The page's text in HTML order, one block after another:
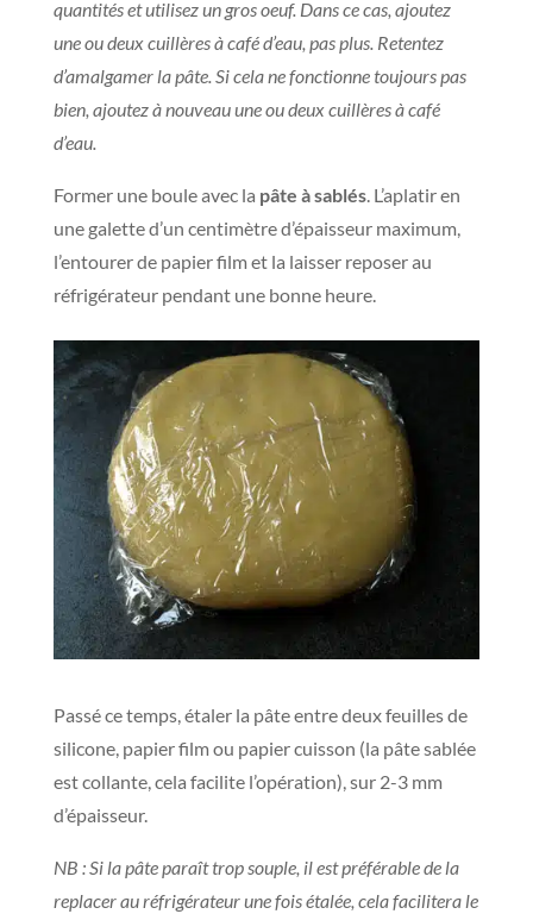
quantités et utilisez un gros oeuf. Dans ce cas, ajoutez
une ou deux cuillères à café d’eau, pas plus. Retentez
d’amalgamer la pâte. Si cela ne fonctionne toujours pas
bien, ajoutez à nouveau une ou deux cuillères à café
d’eau.
Former une boule avec la pâte à sablés. L’aplatir en
une galette d’un centimètre d’épaisseur maximum,
l’entourer de papier film et la laisser reposer au
réfrigérateur pendant une bonne heure.
Passé ce temps, étaler la pâte entre deux feuilles de
silicone, papier film ou papier cuisson (la pâte sablée
est collante, cela facilite l’opération), sur 2-3 mm
d’épaisseur.
NB : Si la pâte paraît trop souple, il est préférable de la
replacer au réfrigérateur une fois étalée, cela facilitera le